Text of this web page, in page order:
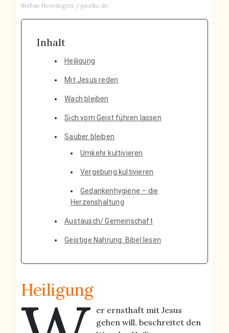
Stefan Heerdegen / pixelio.de
Inhalt
Heiligung
Mit Jesus reden
Wach bleiben
Sich vom Geist führen lassen
Sauber bleiben
Umkehr kultivieren
Vergebung kultivieren
Gedankenhygiene – die
Herzenshaltung
Austausch/ Gemeinschaft
Geistige Nahrung: Bibel lesen
Heiligung
er ernsthaft mit Jesus
gehen will, beschreitet den